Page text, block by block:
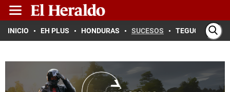
INICIO EH PLUS HONDURAS SUCESOS TEGUCIGALPA